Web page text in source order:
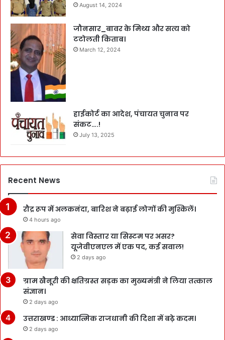
August 14, 2024
जौनसार_बावर के मिथ्य और सत्य को
टटोलती किताब।
March 12, 2024
हाईकोर्ट का आदेश, पंचायत चुनाव पर
संकट….!
July 13, 2025
Recent News
रौद्र रूप में अलकनंदा, बारिश ने बढ़ाई लोगों की मुश्किलें।
4 hours ago
सेवा विस्तार या सिस्टम पर असर?
यूजेवीएनएल में एक पद, कई सवाल!
2 days ago
ग्राम खैनूरी की क्षतिग्रस्त सड़क का मुख्यमंत्री ने लिया तत्काल
संज्ञान।
2 days ago
उत्तराखण्ड : आध्यात्मिक राजधानी की दिशा में बढ़े कदम।
2 days ago